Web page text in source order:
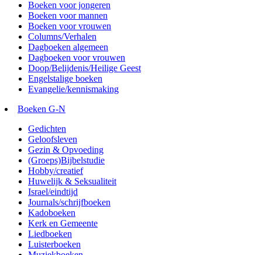
Boeken voor jongeren
Boeken voor mannen
Boeken voor vrouwen
Columns/Verhalen
Dagboeken algemeen
Dagboeken voor vrouwen
Doop/Belijdenis/Heilige Geest
Engelstalige boeken
Evangelie/kennismaking
Boeken G-N
Gedichten
Geloofsleven
Gezin & Opvoeding
(Groeps)Bijbelstudie
Hobby/creatief
Huwelijk & Seksualiteit
Israel/eindtijd
Journals/schrijfboeken
Kadoboeken
Kerk en Gemeente
Liedboeken
Luisterboeken